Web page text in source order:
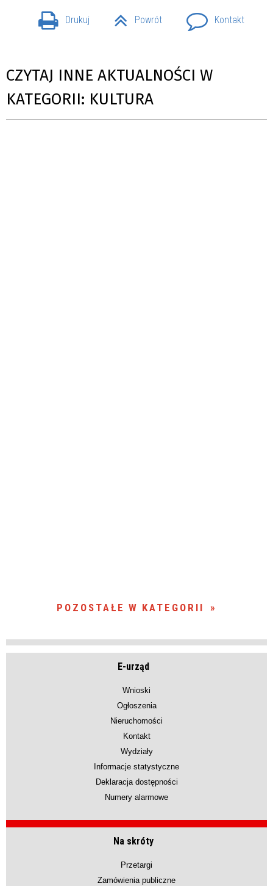
Drukuj Powrót Kontakt
CZYTAJ INNE AKTUALNOŚCI W
KATEGORII: KULTURA
POZOSTAŁE W KATEGORII
E-urząd
Wnioski
Ogłoszenia
Nieruchomości
Kontakt
Wydziały
Informacje statystyczne
Deklaracja dostępności
Numery alarmowe
Na skróty
Przetargi
Zamówienia publiczne